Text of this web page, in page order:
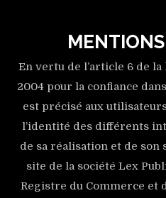
En vertu de l’article 6 de
2004 pour la confiance
est précisé aux
l’identité des différents
de sa réalisation et de
site de la société Lex
Registre du Commerce et